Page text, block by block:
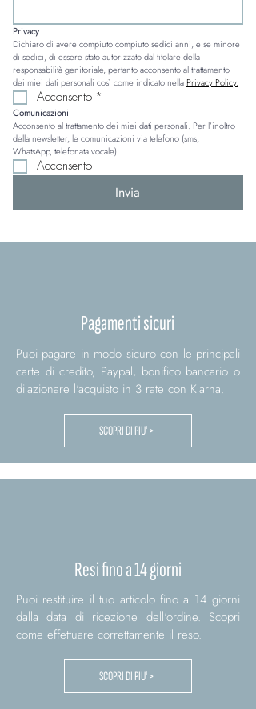
Privacy
Dichiaro di avere compiuto compiuto sedici anni, e se minore
di sedici, di essere stato autorizzato dal titolare della
responsabilità genitoriale, pertanto acconsento al trattamento
dei miei dati personali così come indicato nella Privacy Policy.
Acconsento *
Comunicazioni
Acconsento al trattamento dei miei dati personali. Per l’inoltro
della newsletter, le comunicazioni via telefono (sms,
WhatsApp, telefonata vocale)
Acconsento
Invia
Pagamenti sicuri
Puoi pagare in modo sicuro con le principali
carte di credito, Paypal, bonifico bancario o
dilazionare l'acquisto in 3 rate con Klarna.
SCOPRI DI PIU' >
Resi fino a 14 giorni
Puoi restituire il tuo articolo fino a 14 giorni
dalla data di ricezione dell'ordine. Scopri
come effettuare correttamente il reso.
SCOPRI DI PIU' >